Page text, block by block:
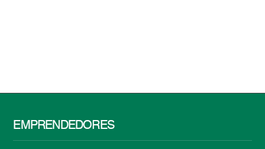
EMPRENDEDORES